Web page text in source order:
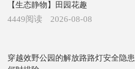
【生态静物】田园花趣
4449阅读 2026-08-08
穿越效野公园的解放路路灯安全隐患